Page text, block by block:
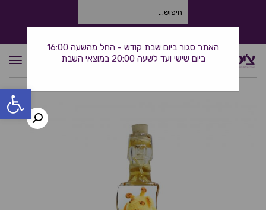
פתח
האתר סגור ביום שבת קודש - החל מהשעה 16:00
ביום שישי ועד לשעה 20:00 במוצאי השבת